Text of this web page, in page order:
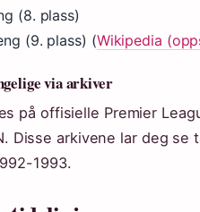
(8. plass)
(9. plass) (Wikipedia
via arkiver
på offisielle Premier
Disse arkivene lar deg
1993.